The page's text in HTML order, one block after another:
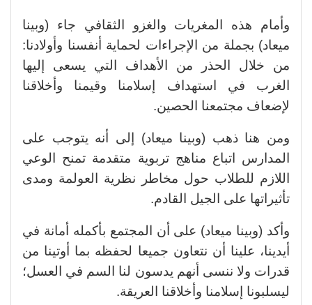
وأمام هذه المغريات والغزو الثقافي جاء (وبينا
ميعاد) بجملة من الإجراءات لحماية أنفسنا وأولادنا:
من خلال الحذر من الأهداف التي يسعى إليها
الغرب في استهداف إسلامنا وقيمنا وأخلاقنا
لإضعاف مجتمعنا الحصين.
ومن هنا ذهب (وبينا ميعاد) إلى أنه يتوجب على
المدارس اتباع مناهج تربوية متقدمة تمنح الوعي
اللازم للطلاب حول مخاطر نظرية العولمة ومدى
تأثيراتها على الجيل القادم.
وأكد (وبينا ميعاد) على أن المجتمع بأكمله أمانة في
أيدينا، علينا أن نتعاون جميعا لحفظه بما أوتينا من
قدرات ولا ننسى أنهم يدسون لنا السم في العسل؛
ليسلبونا إسلامنا وأخلاقنا العريقة.